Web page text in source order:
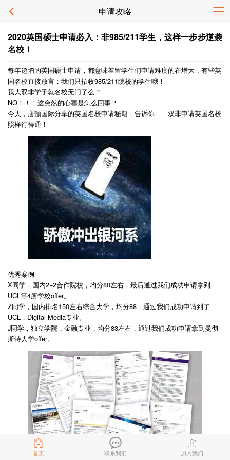
申请攻略
首页 联系我们 加入我们
2020英国硕士申请必入：非985/211学生，这样一步步逆袭
名校！
每年递增的英国硕士申请，都意味着留学生们申请难度的在增大，有些英
国名校直接放言：我们只招收985/211院校的学生哦！
我大双非学子就名校无门了么？
NO！！！这突然的心塞是怎么回事？
今天，唐顿国际分享的英国名校申请秘籍，告诉你——双非申请英国名校
照样行得通！
优秀案例
X同学，国内2+2合作院校，均分80左右，最后通过我们成功申请拿到
UCL等4所学校offer。
Z同学，国内排名150左右综合大学，均分88，通过我们成功申请到了
UCL，Digital Media专业。
J同学，独立学院，金融专业，均分83左右，通过我们成功申请拿到曼彻
斯特大学offer。